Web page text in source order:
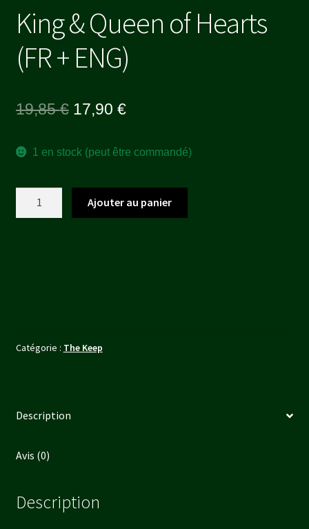
King & Queen of Hearts
(FR + ENG)
19,85€ Le
initial
19,85 €.
17,90 €Le
actuel
17,90 €.
1 en stock (peut être commandé)
ENG)
Ajouter au panier
Catégorie : The Keep
Description
Avis (0)
Description